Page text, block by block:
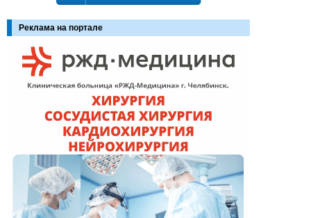
Реклама на портале